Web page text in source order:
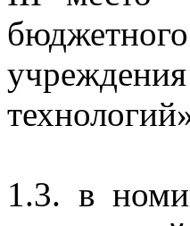
1.3. в